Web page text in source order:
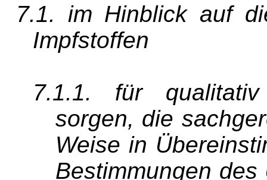
7.1. im Hinblick auf
Impfstoffen
7.1.1. für
sorgen, die
Weise in
Bestimmungen